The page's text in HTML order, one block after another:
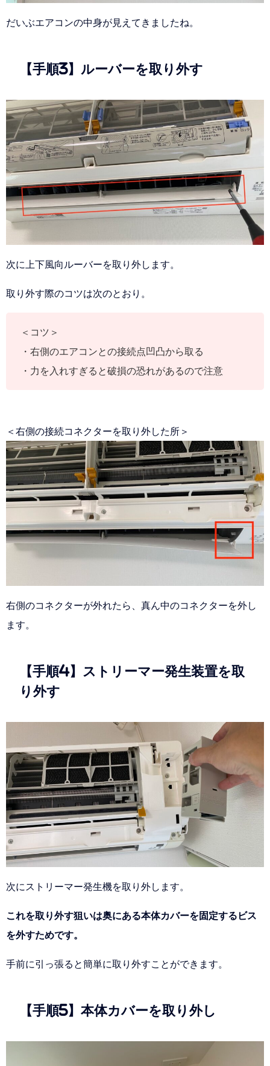
だいぶエアコンの中身が見えてきましたね。
【手順3】ルーバーを取り外す
次に上下風向ルーバーを取り外します。
取り外す際のコツは次のとおり。
＜コツ＞
・右側のエアコンとの接続点凹凸から取る
・力を入れすぎると破損の恐れがあるので注意
＜右側の接続コネクターを取り外した所＞
右側のコネクターが外れたら、真ん中のコネクターを外し
ます。
【手順4】ストリーマー発生装置を取
り外す
次にストリーマー発生機を取り外します。
これを取り外す狙いは奥にある本体カバーを固定するビス
を外すためです。
手前に引っ張ると簡単に取り外すことができます。
【手順5】本体カバーを取り外し